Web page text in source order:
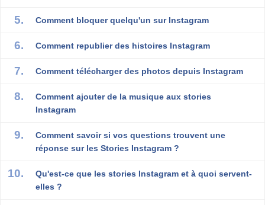
Comment bloquer quelqu'un sur Instagram
Comment republier des histoires Instagram
Comment télécharger des photos depuis Instagram
Comment ajouter de la musique aux stories
Instagram
Comment savoir si vos questions trouvent une
réponse sur les Stories Instagram ?
Qu'est-ce que les stories Instagram et à quoi servent-
elles ?